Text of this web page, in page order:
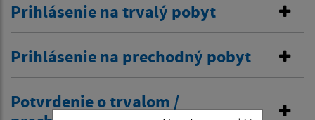
Prihlásenie na trvalý pobyt
Prihlásenie na prechodný pobyt
Potvrdenie o trvalom /